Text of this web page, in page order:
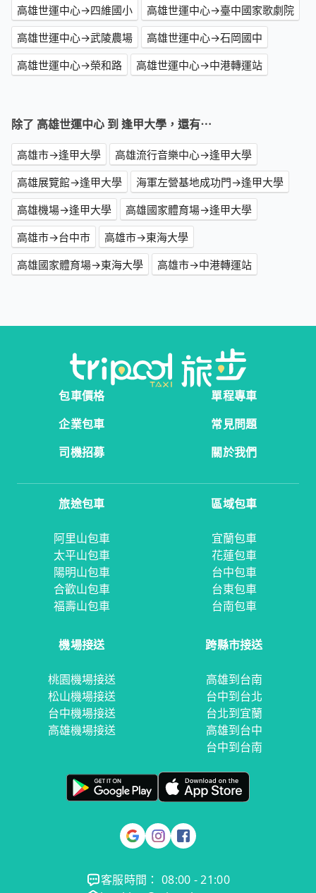
高雄世運中心→四維國小
高雄世運中心→臺中國家歌劇院
高雄世運中心→武陵農場
高雄世運中心→石岡國中
高雄世運中心→榮和路
高雄世運中心→中港轉運站
除了 高雄世運中心 到 逢甲大學，還有⋯
高雄市→逢甲大學
高雄流行音樂中心→逢甲大學
高雄展覽館→逢甲大學
海軍左營基地成功門→逢甲大學
高雄機場→逢甲大學
高雄國家體育場→逢甲大學
高雄市→台中市
高雄市→東海大學
高雄國家體育場→東海大學
高雄市→中港轉運站
包車價格
單程專車
企業包車
常見問題
司機招募
關於我們
旅途包車
阿里山包車
太平山包車
陽明山包車
合歡山包車
福壽山包車
區域包車
宜蘭包車
花蓮包車
台中包車
台東包車
台南包車
機場接送
桃園機場接送
松山機場接送
台中機場接送
高雄機場接送
跨縣市接送
高雄到台南
台中到台北
台北到宜蘭
高雄到台中
台中到台南
客服時間： 08:00 - 21:00